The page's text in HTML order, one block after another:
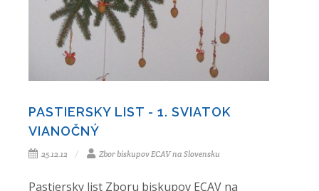
PASTIERSKY LIST - 1. SVIATOK
VIANOČNÝ
25.12.12 Zbor biskupov ECAV na Slovensku
Pastiersky list Zboru biskupov ECAV na